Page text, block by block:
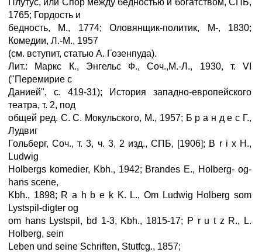
Плутус, или Спор между бедностью и богатством, СПБ,
1765; Гордость и
бедность, М., 1774; Оловянщик-политик, М-, 1830;
Комедии, Л.-М., 1957
(см. вступит, статью А. Гозенпуда).
Лит.: Маркс К., Энгельс Ф., Соч.,М.-Л., 1930, т. VI
("Перемирие с
Данией", с. 419-31); История западно-европейского
театра, т. 2, под
общей ред. С. С. Мокульского, М., 1957; Б p а н д e с Г.,
Лудвиг
Гольберг, Соч., т. 3, ч. 3, 2 изд., СПБ, [1906]; В r i x H.,
Ludwig
Holbergs komedier, Kbh., 1942; Brandes E., Holberg- og-
hans scene,
Kbh., 1898; R a h b e k K. L., Om Ludwig Holberg som
Lystspil-digter og
om hans Lystspil, bd 1-3, Kbh., 1815-17; P r u t z R., L.
Holberg, sein
Leben und seine Schriften, Stutfcg., 1857;